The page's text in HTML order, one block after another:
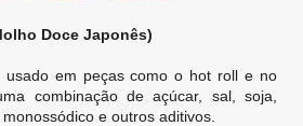
Doce Japonês)
usado em peças como o hot roll e no
combinação de açúcar, sal, soja,
e outros aditivos.